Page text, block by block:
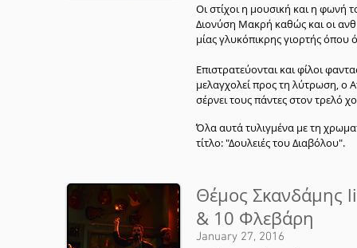
Οι στίχοι η μουσική και η φωνή
Διονύση Μακρή καθώς και οι
μίας γλυκόπικρης γιορτής όπου
Επιστρατεύονται και φίλοι
μελαγχολεί προς τη λύτρωση, ο
σέρνει τους πάντες στον τρελό
Όλα αυτά τυλιγμένα με τη
τίτλο: "Δουλειές του Διαβόλου".
Θέμος Σκανδάμης
& 10 Φλεβάρη
January 27, 2016